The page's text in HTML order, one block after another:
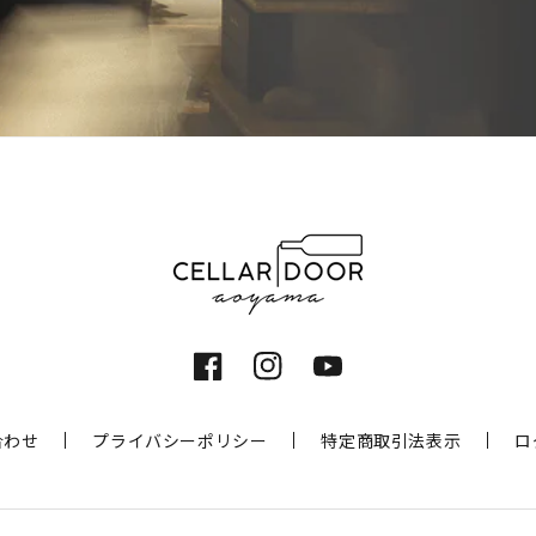
FacebookInstagramYouTube
せ プライバシーポリシー 特定商取引法表示